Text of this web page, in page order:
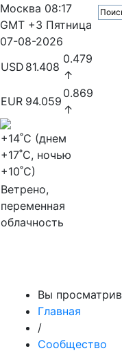
Москва 08:17
GMT +3 Пятница
07-08-2026
USD 81.408
0.479
↑
EUR 94.059
0.869
↑
+14˚C (днем
+17˚C, ночью
+10˚C)
Ветрено,
переменная
облачность
Вы
Главная
/
Сообщество